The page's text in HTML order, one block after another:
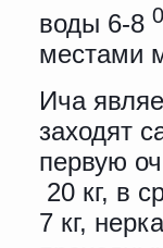
воды 6-8 0
местами
Ича
заходят
первую
20 кг, в
7 кг,